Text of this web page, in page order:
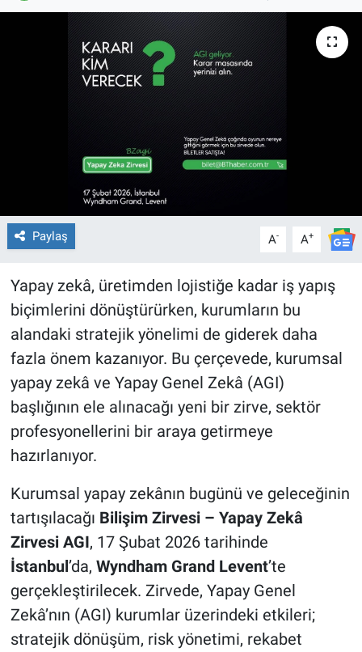
Paylaş A- A+
Yapay zekâ, üretimden lojistiğe kadar iş yapış
biçimlerini dönüştürürken, kurumların bu
alandaki stratejik yönelimi de giderek daha
fazla önem kazanıyor. Bu çerçevede, kurumsal
yapay zekâ ve Yapay Genel Zekâ (AGI)
başlığının ele alınacağı yeni bir zirve, sektör
profesyonellerini bir araya getirmeye
hazırlanıyor.
Kurumsal yapay zekânın bugünü ve geleceğinin
tartışılacağı Bilişim Zirvesi – Yapay Zekâ
Zirvesi AGI, 17 Şubat 2026 tarihinde
İstanbul’da, Wyndham Grand Levent’te
gerçekleştirilecek. Zirvede, Yapay Genel
Zekâ’nın (AGI) kurumlar üzerindeki etkileri;
stratejik dönüşüm, risk yönetimi, rekabet